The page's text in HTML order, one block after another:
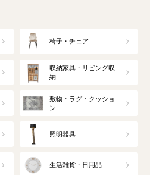
椅子・チェア
収納家具・リビング収
納
敷物・ラグ・クッショ
ン
照明器具
生活雑貨・日用品